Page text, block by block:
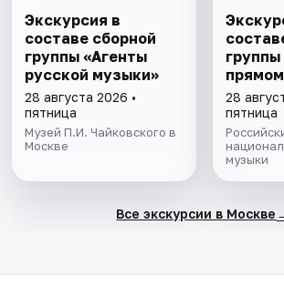
Экскурсия в
составе сборной
группы «Агенты
русской музыки»
28 августа 2026 •
пятница
Музей П.И. Чайковского в
Москве
28
пятница
музыки
Все экскурсии в Москве